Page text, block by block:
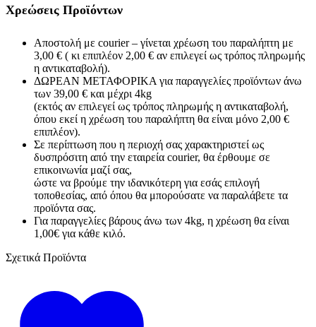
Χρεώσεις Προϊόντων
Αποστολή με courier – γίνεται χρέωση του παραλήπτη με
3,00 € ( κι επιπλέον 2,00 € αν επιλεγεί ως τρόπος πληρωμής
η αντικαταβολή).
ΔΩΡΕΑΝ ΜΕΤΑΦΟΡΙΚΑ για παραγγελίες προϊόντων άνω
των 39,00 € και μέχρι 4kg
(εκτός αν επιλεγεί ως τρόπος πληρωμής η αντικαταβολή,
όπου εκεί η χρέωση του παραλήπτη θα είναι μόνο 2,00 €
επιπλέον).
Σε περίπτωση που η περιοχή σας χαρακτηριστεί ως
δυσπρόσιτη από την εταιρεία courier, θα έρθουμε σε
επικοινωνία μαζί σας,
ώστε να βρούμε την ιδανικότερη για εσάς επιλογή
τοποθεσίας, από όπου θα μπορούσατε να παραλάβετε τα
προϊόντα σας.
Για παραγγελίες βάρους άνω των 4kg, η χρέωση θα είναι
1,00€ για κάθε κιλό.
Σχετικά Προϊόντα